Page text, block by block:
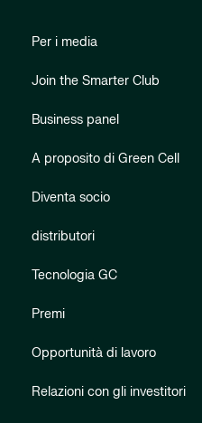
Per i media
Join the Smarter Club
Business panel
A proposito di Green Cell
Diventa socio
distributori
Tecnologia GC
Premi
Opportunità di lavoro
Relazioni con gli investitori